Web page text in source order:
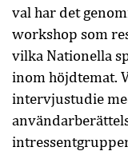
val har det
workshop som
vilka Nationella
inom höjdtemat.
intervjustudie